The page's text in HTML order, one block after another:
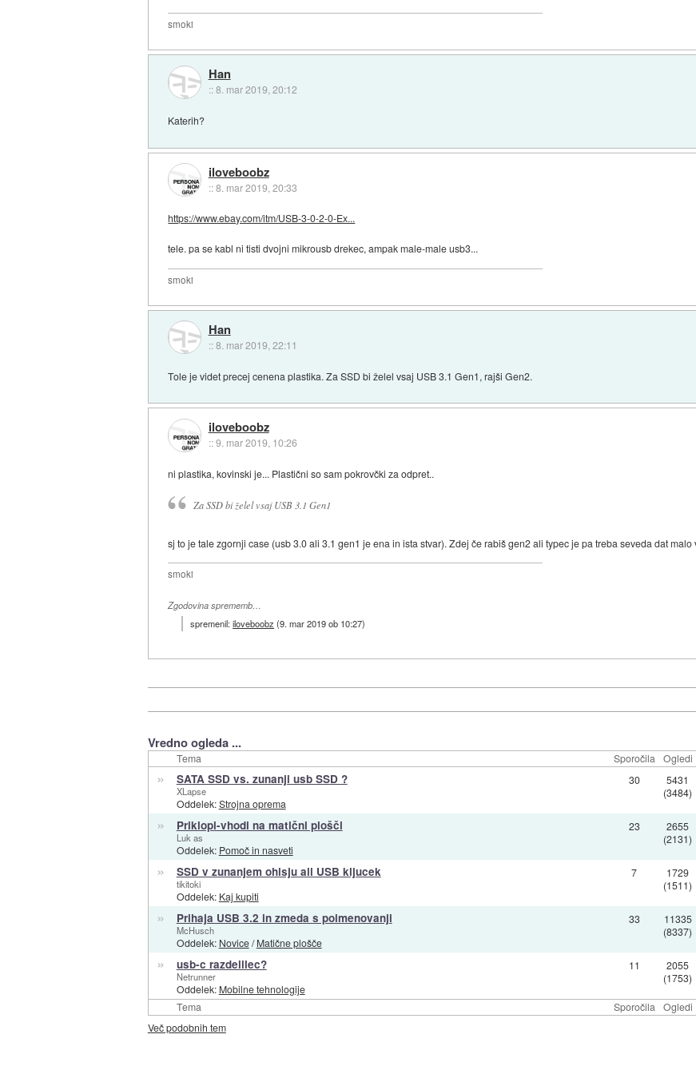
smoki
Han
::8. mar 2019, 20:12
Katerih?
iloveboobz
::8. mar 2019, 20:33
https://www.ebay.com/itm/USB-3-0-2-0-Ex...
tele. pa se kabl ni tisti dvojni mikrousb drekec, ampak male-male usb3...
smoki
Han
::8. mar 2019, 22:11
Tole je videt precej cenena plastika. Za SSD bi želel vsaj USB 3.1 Gen1, rajši Gen2.
iloveboobz
::9. mar 2019, 10:26
ni plastika, kovinski je... Plastični so sam pokrovčki za odpret..
Za SSD bi želel vsaj USB 3.1 Gen1
sj to je tale zgornji case (usb 3.0 ali 3.1 gen1 je ena in ista stvar). Zdej če rabiš gen2 ali typec je pa treba seveda dat malo
smoki
Zgodovina sprememb…
spremenil:iloveboobz (9. mar 2019 ob 10:27)
Vredno ogleda ...
Tema Sporočila Ogledi
Tema Sporočila Ogledi
» SATA SSD vs. zunanji usb SSD ?
XLapse
Oddelek:Strojna oprema
30
5431
(3484)
» Priklopi-vhodi na matični plošči
Luk as
Oddelek: Pomoč in nasveti
23
2655
(2131)
» SSD v zunanjem ohisju ali USB kljucek
tikitoki
Oddelek: Kaj kupiti
7
1729
(1511)
» Prihaja USB 3.2 in zmeda s poimenovanji
McHusch
Oddelek: Novice/Matične plošče
33
11335
(8337)
» usb-c razdelilec?
Netrunner
Oddelek: Mobilne tehnologije
11
2055
(1753)
Več podobnih tem